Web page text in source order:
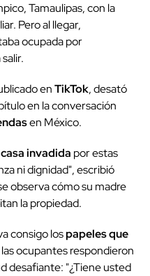
Tamaulipas, con la
Pero al llegar,
ocupada por
enTikTok, desató
en la conversación
en México.
casa invadida por estas
ni dignidad", escribió
observa cómo su madre
la propiedad.
consigo lospapeles que
ocupantes respondieron
desafiante: "¿Tiene usted